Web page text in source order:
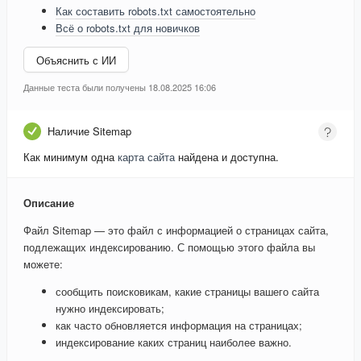
Как составить robots.txt самостоятельно
Всё о robots.txt для новичков
Объяснить с ИИ
Данные теста были получены 18.08.2025 16:06
Наличие Sitemap
Как минимум однакарта сайтанайдена и доступна.
Описание
Файл Sitemap — это файл с информацией о страницах сайта,
подлежащих индексированию. С помощью этого файла вы
можете:
сообщить поисковикам, какие страницы вашего сайта
нужно индексировать;
как часто обновляется информация на страницах;
индексирование каких страниц наиболее важно.